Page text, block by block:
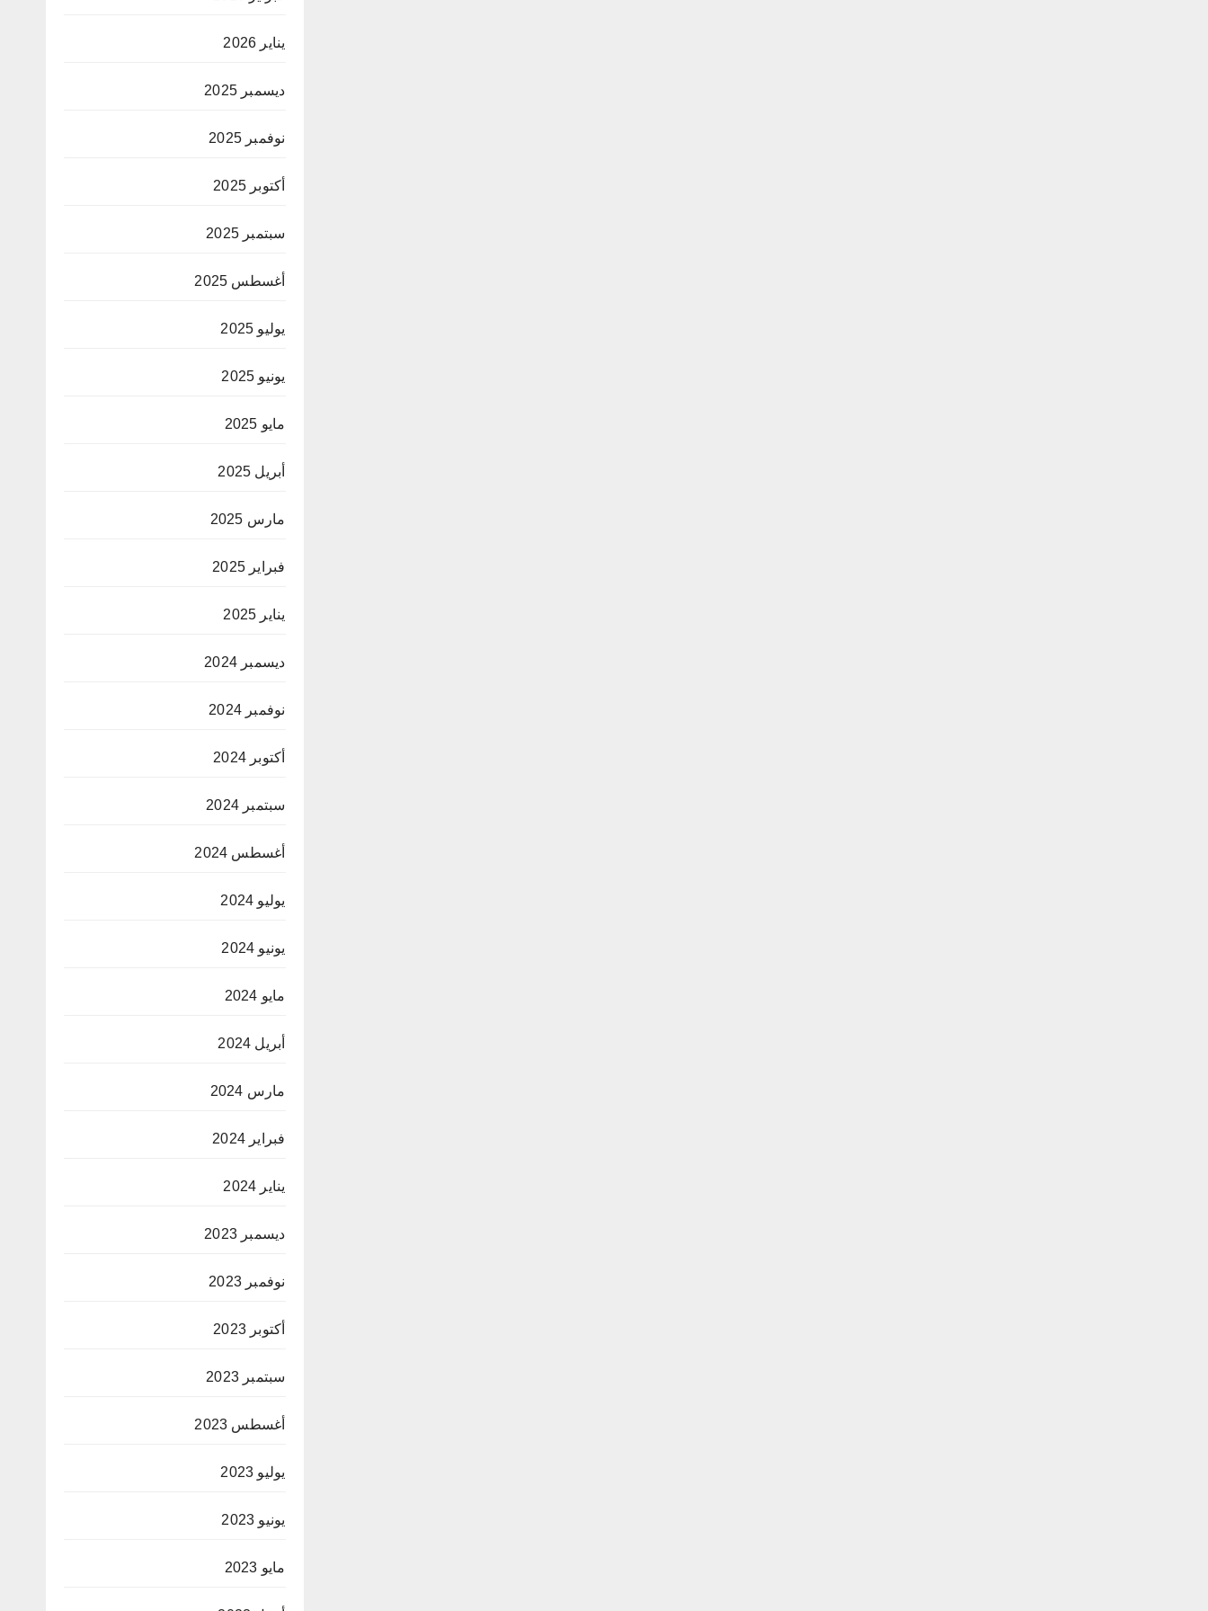
يناير 2026
ديسمبر 2025
نوفمبر 2025
أكتوبر 2025
سبتمبر 2025
أغسطس 2025
يوليو 2025
يونيو 2025
مايو 2025
أبريل 2025
مارس 2025
فبراير 2025
يناير 2025
ديسمبر 2024
نوفمبر 2024
أكتوبر 2024
سبتمبر 2024
أغسطس 2024
يوليو 2024
يونيو 2024
مايو 2024
أبريل 2024
مارس 2024
فبراير 2024
يناير 2024
ديسمبر 2023
نوفمبر 2023
أكتوبر 2023
سبتمبر 2023
أغسطس 2023
يوليو 2023
يونيو 2023
مايو 2023